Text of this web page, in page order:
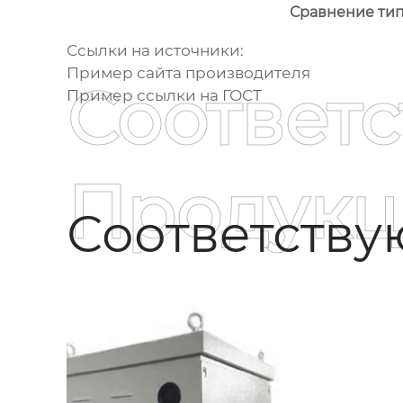
Сравнение
Ссылки на источники:
Пример сайта производителя
Пример ссылки на ГОСТ